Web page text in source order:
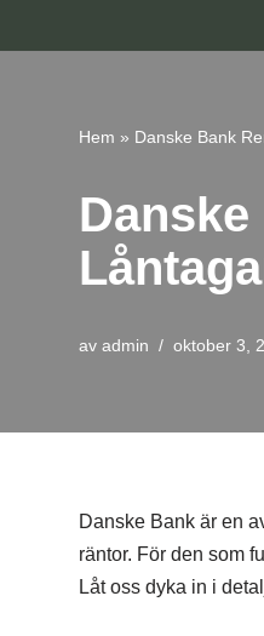
innehållHem » Danske Bank
av admin oktober 3,
Danske Bank är en
räntor. För den som
Låt oss dyka in i